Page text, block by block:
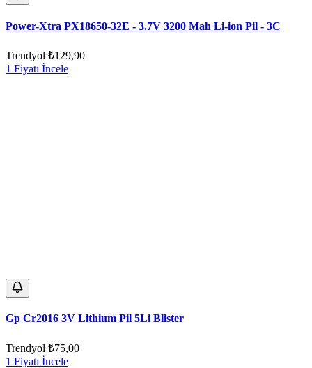
Power-Xtra PX18650-32E - 3.7V 3200 Mah Li-ion Pil - 3C
Trendyol ₺129,90
1 Fiyatı İncele
Gp Cr2016 3V Lithium Pil 5Li Blister
Trendyol ₺75,00
1 Fiyatı İncele